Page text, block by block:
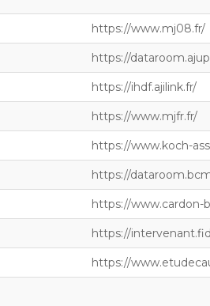
https://www.mj08.fr/
https://
https://ihdf.ajilink.fr/
https://www.mjfr.fr/
https://www.koch-
https://
https://www.cardon-
https://
https://